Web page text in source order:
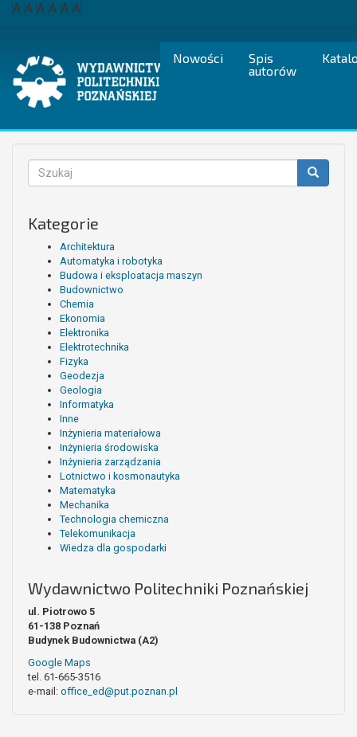
Przejdź
A A A A A A
Nowości
Spis
autorów
Formularz
wyszukiwania
Kategorie
Architektura
Automatyka i robotyka
Budowa i eksploatacja maszyn
Budownictwo
Chemia
Ekonomia
Elektronika
Elektrotechnika
Fizyka
Geodezja
Geologia
Informatyka
Inne
Inżynieria materiałowa
Inżynieria środowiska
Inżynieria zarządzania
Lotnictwo i kosmonautyka
Matematyka
Mechanika
Technologia chemiczna
Telekomunikacja
Wiedza dla gospodarki
Wydawnictwo Politechniki Poznańskiej
ul. Piotrowo 5
61-138 Poznań
Budynek Budownictwa (A2)
Google Maps
tel. 61-665-3516
e-mail: office_ed@put.poznan.pl